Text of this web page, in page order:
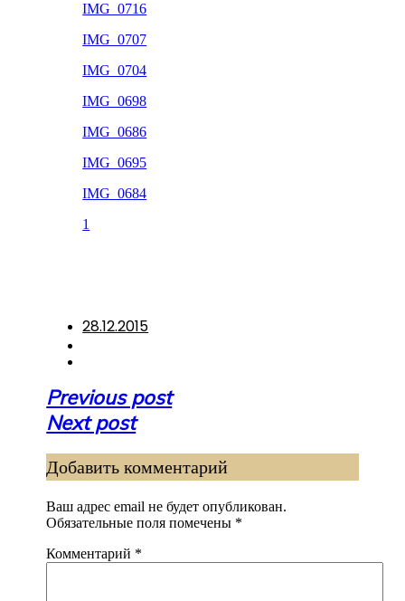
IMG_0716
IMG_0707
IMG_0704
IMG_0698
IMG_0686
IMG_0695
IMG_0684
1
28.12.2015
Навигация
по
Previous post
Next post
Добавить комментарий
Ваш адрес email не будет опубликован.
Обязательные поля помечены *
Комментарий *